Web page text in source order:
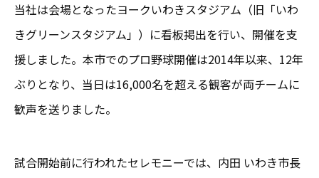
当社は会場となったヨークいわきスタジアム（旧「いわ
きグリーンスタジアム」）に看板掲出を行い、開催を支
援しました。本市でのプロ野球開催は2014年以来、12年
ぶりとなり、当日は16,000名を超える観客が両チームに
歓声を送りました。
試合開始前に行われたセレモニーでは、内田 いわき市長